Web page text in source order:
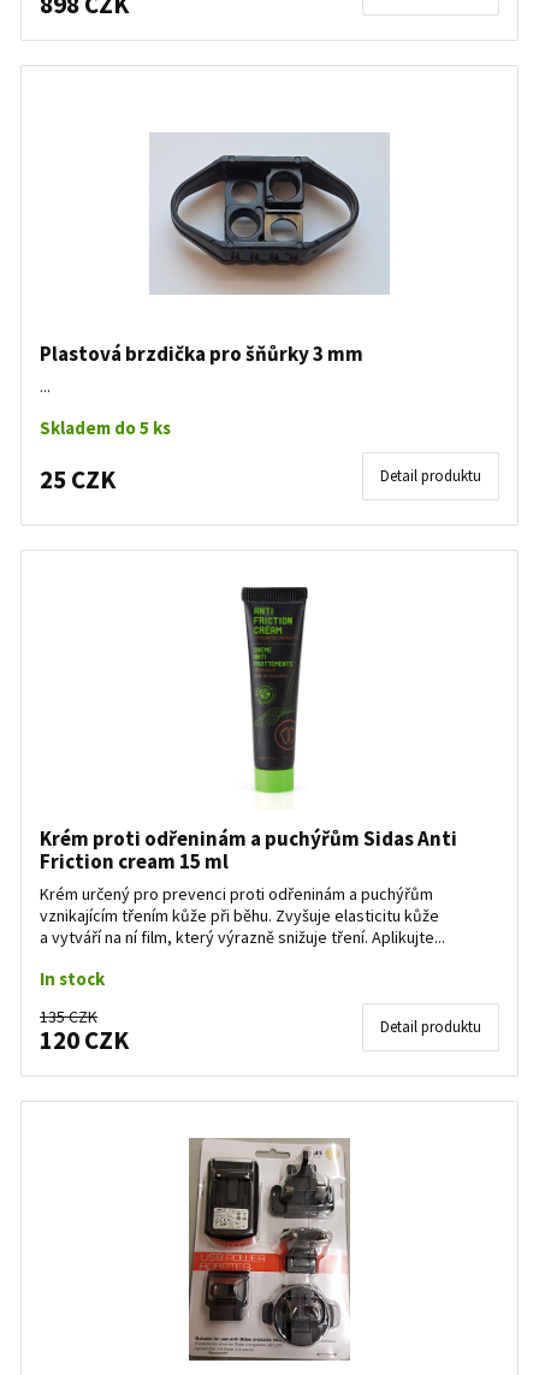
Plastová brzdička pro šňůrky 3 mm
...
Skladem do 5 ks
25 CZK Detail produktu
Krém proti odřeninám a puchýřům Sidas Anti
Friction cream 15 ml
Krém určený pro prevenci proti odřeninám a puchýřům
vznikajícím třením kůže při běhu. Zvyšuje elasticitu kůže
a vytváří na ní film, který výrazně snižuje tření. Aplikujte...
In stock
135 CZK
120 CZK Detail produktu